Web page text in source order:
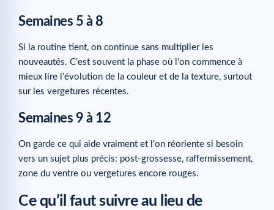
Semaines 5 à 8
Si la routine tient, on continue sans multiplier les
nouveautés. C’est souvent la phase où l’on commence à
mieux lire l’évolution de la couleur et de la texture, surtout
sur les vergetures récentes.
Semaines 9 à 12
On garde ce qui aide vraiment et l’on réoriente si besoin
vers un sujet plus précis: post-grossesse, raffermissement,
zone du ventre ou vergetures encore rouges.
Ce qu’il faut suivre au lieu de